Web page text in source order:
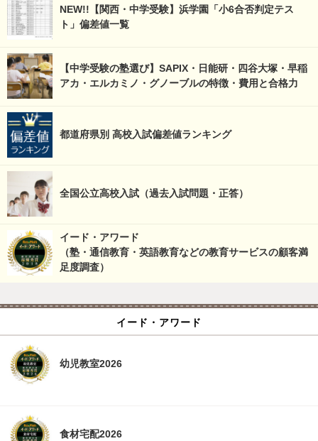
NEW!!【関西・中学受験】浜学園「小6合否判定テス
ト」偏差値一覧
【中学受験の塾選び】SAPIX・日能研・四谷大塚・早稲
アカ・エルカミノ・グノーブルの特徴・費用と合格力
都道府県別 高校入試偏差値ランキング
全国公立高校入試（過去入試問題・正答）
イード・アワード
（塾・通信教育・英語教育などの教育サービスの顧客満
足度調査）
イード・アワード
幼児教室2026
食材宅配2026